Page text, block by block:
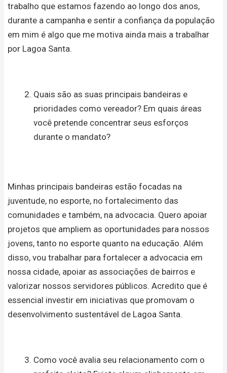
trabalho que estamos fazendo ao longo dos anos,
durante a campanha e sentir a confiança da população
em mim é algo que me motiva ainda mais a trabalhar
por Lagoa Santa.
Quais são as suas principais bandeiras e
prioridades como vereador? Em quais áreas
você pretende concentrar seus esforços
durante o mandato?
Minhas principais bandeiras estão focadas na
juventude, no esporte, no fortalecimento das
comunidades e também, na advocacia. Quero apoiar
projetos que ampliem as oportunidades para nossos
jovens, tanto no esporte quanto na educação. Além
disso, vou trabalhar para fortalecer a advocacia em
nossa cidade, apoiar as associações de bairros e
valorizar nossos servidores públicos. Acredito que é
essencial investir em iniciativas que promovam o
desenvolvimento sustentável de Lagoa Santa.
Como você avalia seu relacionamento com o